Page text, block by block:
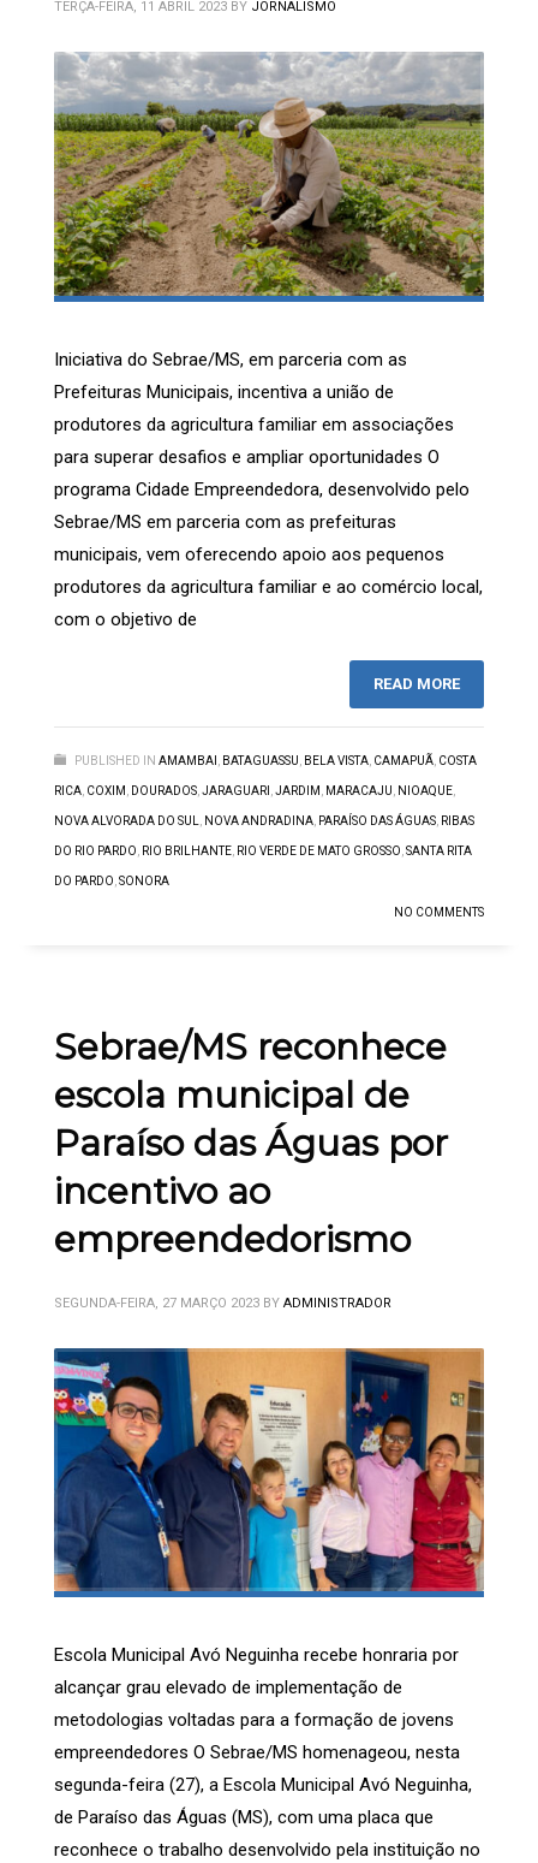
TERÇA-FEIRA, 11 ABRIL 2023 BY JORNALISMO
Iniciativa do Sebrae/MS, em parceria com as
Prefeituras Municipais, incentiva a união de
produtores da agricultura familiar em associações
para superar desafios e ampliar oportunidades O
programa Cidade Empreendedora, desenvolvido pelo
Sebrae/MS em parceria com as prefeituras
municipais, vem oferecendo apoio aos pequenos
produtores da agricultura familiar e ao comércio local,
com o objetivo de
READ MORE
PUBLISHED IN AMAMBAI BATAGUASSU BELA VISTA CAMAPUÃ COSTA
RICA COXIM DOURADOS JARAGUARI JARDIM MARACAJU NIOAQUE
NOVA ALVORADA DO SUL NOVA ANDRADINA PARAÍSO DAS ÁGUAS RIBAS
DO RIO PARDO RIO BRILHANTE RIO VERDE DE MATO GROSSO SANTA RITA
DO PARDO SONORA
NO COMMENTS
Sebrae/MS reconhece
escola municipal de
Paraíso das Águas por
incentivo ao
empreendedorismo
SEGUNDA-FEIRA, 27 MARÇO 2023 BY ADMINISTRADOR
Escola Municipal Avó Neguinha recebe honraria por
alcançar grau elevado de implementação de
metodologias voltadas para a formação de jovens
empreendedores O Sebrae/MS homenageou, nesta
segunda-feira (27), a Escola Municipal Avó Neguinha,
de Paraíso das Águas (MS), com uma placa que
reconhece o trabalho desenvolvido pela instituição no